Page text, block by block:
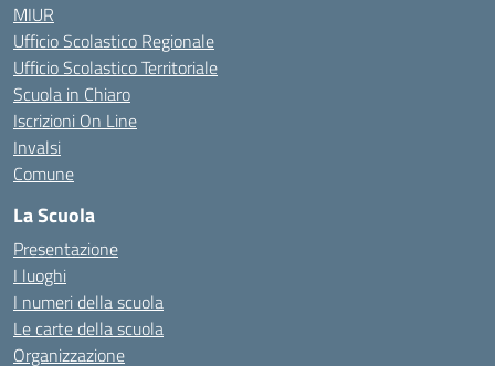
MIUR
Ufficio Scolastico Regionale
Ufficio Scolastico Territoriale
Scuola in Chiaro
Iscrizioni On Line
Invalsi
Comune
La Scuola
Presentazione
I luoghi
I numeri della scuola
Le carte della scuola
Organizzazione